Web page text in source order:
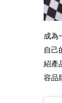
成為
自己
紹產
容品